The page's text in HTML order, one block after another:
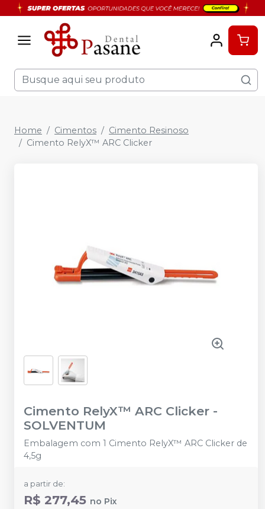
Home Cimentos
Cimento Resinoso
Cimento RelyX™ ARC Clicker
Cimento RelyX™ ARC Clicker -
SOLVENTUM
Embalagem com 1 Cimento RelyX™ ARC Clicker de
4,5g
a partir de:
R$ 277,45 no Pix